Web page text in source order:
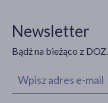
Newsletter
Bądź na bieżąco z